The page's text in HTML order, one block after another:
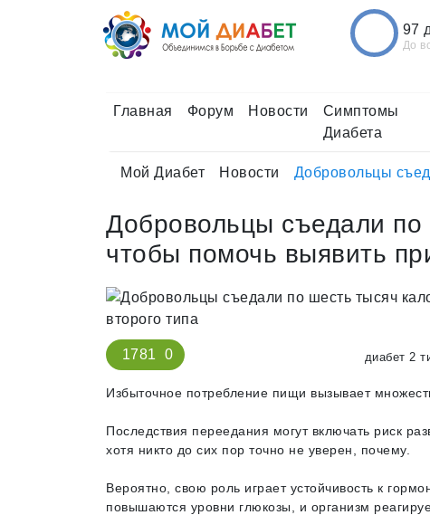
97
До
Главная Форум Новости
Симптомы
Диабета
Мой Диабет Новости Добровольцы
Добровольцы съедали по
чтобы помочь выявить
1781 0 диабет 2
Избыточное потребление пищи вызывает
Последствия переедания могут включать риск
хотя никто до сих пор точно не уверен, почему.
Вероятно, свою роль играет устойчивость к
повышаются уровни глюкозы, и организм